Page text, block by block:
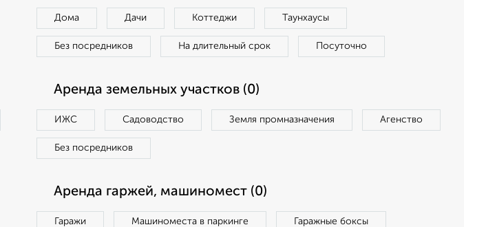
Дома Дачи Коттеджи Таунхаусы
Без посредников На длительный срок Посуточно
Аренда земельных участков (0)
ИЖС Садоводство Земля промназначения Агенство
Без посредников
Аренда гаржей, машиномест (0)
Гаражи Машиноместа в паркинге Гаражные боксы